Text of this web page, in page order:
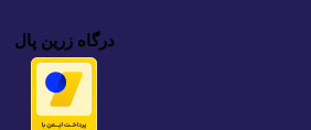
درگاه زرین پال